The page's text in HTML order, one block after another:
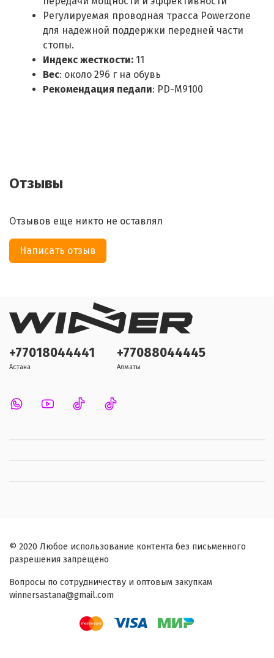
Регулируемая проводная трасса Powerzone
для надежной поддержки передней части
стопы.
Индекс жесткости: 11
Вес: около 296 г на обувь
Рекомендация педали: PD-M9100
Отзывы
Отзывов еще никто не оставлял
Написать отзыв
+77018044441
Астана
+77088044445
Алматы
© 2020 Любое использование контента без письменного
разрешения запрещено
Вопросы по сотрудничеству и оптовым закупкам
winnersastana@gmail.com